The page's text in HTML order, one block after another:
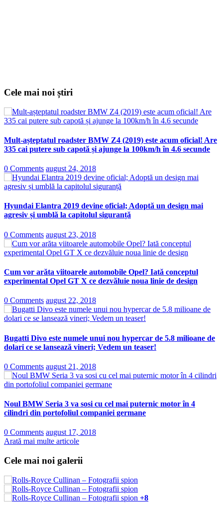
Cele mai noi știri
Mult-așteptatul roadster BMW Z4 (2019) este acum oficial! Are
335 cai putere sub capotă și ajunge la 100km/h în 4.6 secunde
0 Comments august 24, 2018
Hyundai Elantra 2019 devine oficial; Adoptă un design mai
agresiv și umblă la capitolul siguranță
0 Comments august 23, 2018
Cum vor arăta viitoarele automobile Opel? Iată conceptul
experimental Opel GT X ce dezvăluie noua linie de design
0 Comments august 22, 2018
Bugatti Divo este numele unui nou hypercar de 5.8 milioane de
dolari ce se lansează vineri; Vedem un teaser!
0 Comments august 21, 2018
Noul BMW Seria 3 va sosi cu cel mai puternic motor în 4
cilindri din portofoliul companiei germane
0 Comments august 17, 2018
Arată mai multe articole
Cele mai noi galerii
+8